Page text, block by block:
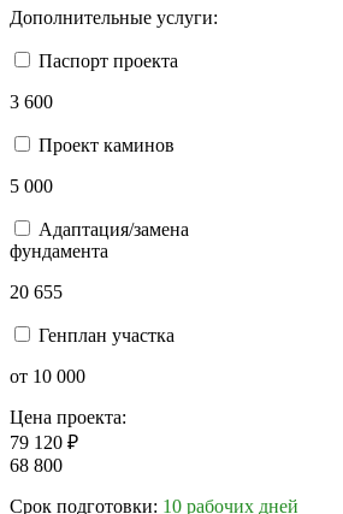
Дополнительные услуги:
Паспорт проекта
3 600
Проект каминов
5 000
Адаптация/замена
фундамента
20 655
Генплан участка
от 10 000
Цена проекта:
79 120 ₽
68 800
Срок подготовки: 10 рабочих дней